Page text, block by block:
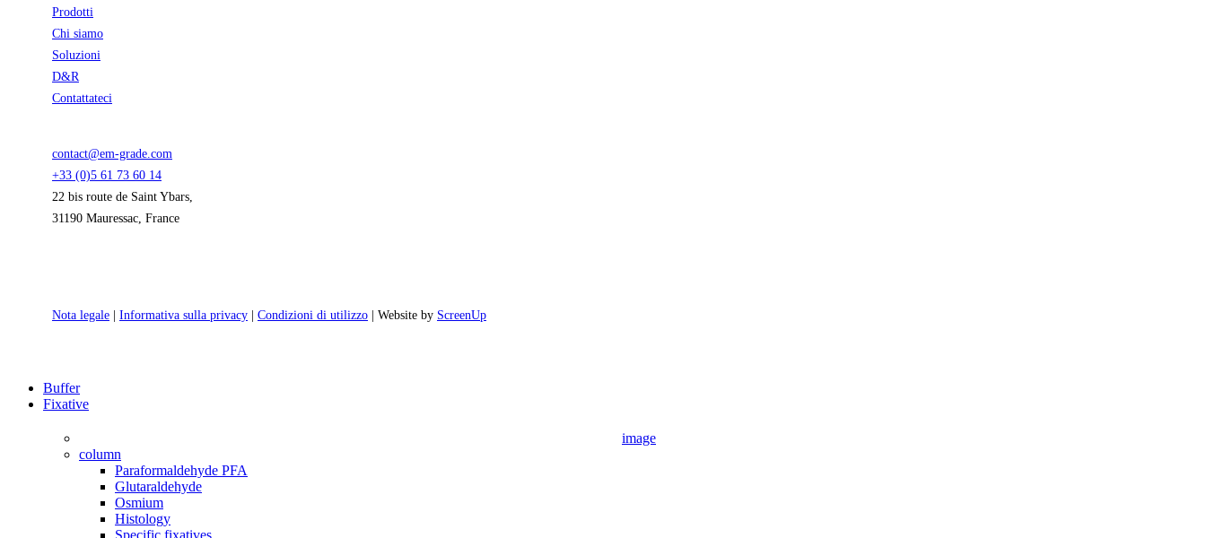
Prodotti
Chi siamo
Soluzioni
D&R
Contattateci
contact@em-grade.com
+33 (0)5 61 73 60 14
22 bis route de Saint Ybars,
31190 Mauressac, France
Nota legale Informativa sulla privacy Condizioni di utilizzo | Website by ScreenUp
Close
Menu
Buffer
Fixative
image
column
Paraformaldehyde PFA
Glutaraldehyde
Osmium
Histology
Specific fixatives